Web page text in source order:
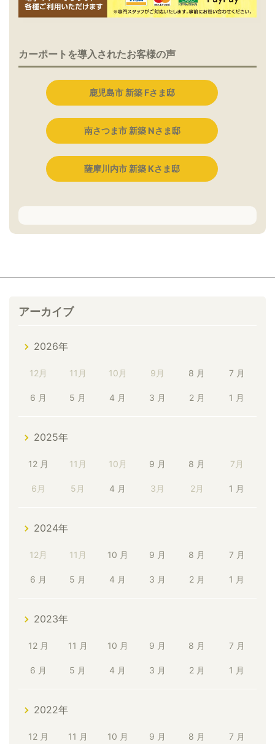
カーポートを導入されたお客様の声
鹿児島市 新築 Fさま邸
南さつま市 新築 Nさま邸
薩摩川内市 新築 Kさま邸
アーカイブ
2026年
12月 11月 10月 9月 8 月 7 月
6 月 5 月 4 月 3 月 2 月 1 月
2025年
12 月 11月 10月 9 月 8 月 7月
6月 5月 4 月 3月 2月 1 月
2024年
12月 11月 10 月 9 月 8 月 7 月
6 月 5 月 4 月 3 月 2 月 1 月
2023年
12 月 11 月 10 月 9 月 8 月 7 月
6 月 5 月 4 月 3 月 2 月 1 月
2022年
12 月 11 月 10 月 9 月 8 月 7 月